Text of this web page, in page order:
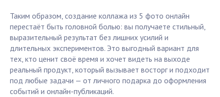
Таким образом, создание коллажа из 5 фото онлайн
перестаёт быть головной болью: вы получаете стильный,
выразительный результат без лишних усилий и
длительных экспериментов. Это выгодный вариант для
тех, кто ценит своё время и хочет видеть на выходе
реальный продукт, который вызывает восторг и подходит
под любые задачи — от личного подарка до оформления
событий и онлайн-публикаций.